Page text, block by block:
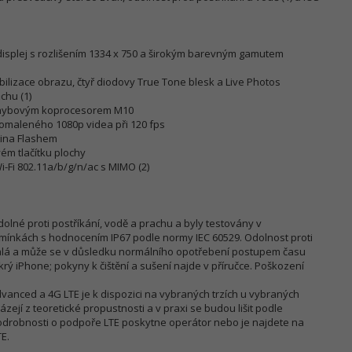
s rozlišením 1334 x 750 a širokým barevným gamutem
obrazu, čtyř diodovy True Tone blesk a Live Photos
(1)
koprocesorem M10
1080p videa při 120 fps
Flashem
tlačítku plochy
Fi 802.11a/b/g/n/ac s MIMO (2)
proti postříkání, vodě a prachu a byly testovány v
s hodnocením IP67 podle normy IEC 60529. Odolnost proti
a může se v důsledku normálního opotřebení postupem času
iPhone; pokyny k čištění a sušení najde v příručce. Poškození
a 4G LTE je k dispozici na vybraných trzích u vybraných
z teoretické propustnosti a v praxi se budou lišit podle
o podpoře LTE poskytne operátor nebo je najdete na